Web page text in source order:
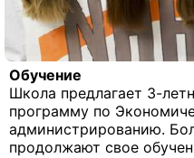
Обучение
Школа предлагает 3-
программу по
администрированию.
продолжают свое